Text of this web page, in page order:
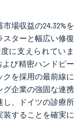
場収益の24.32%を
ターと幅広い修復
に支えられていま
び精密ハンドピー
クを採用の最前線に
グ企業の強固な連携
し、ドイツの診療所
装することを確実に